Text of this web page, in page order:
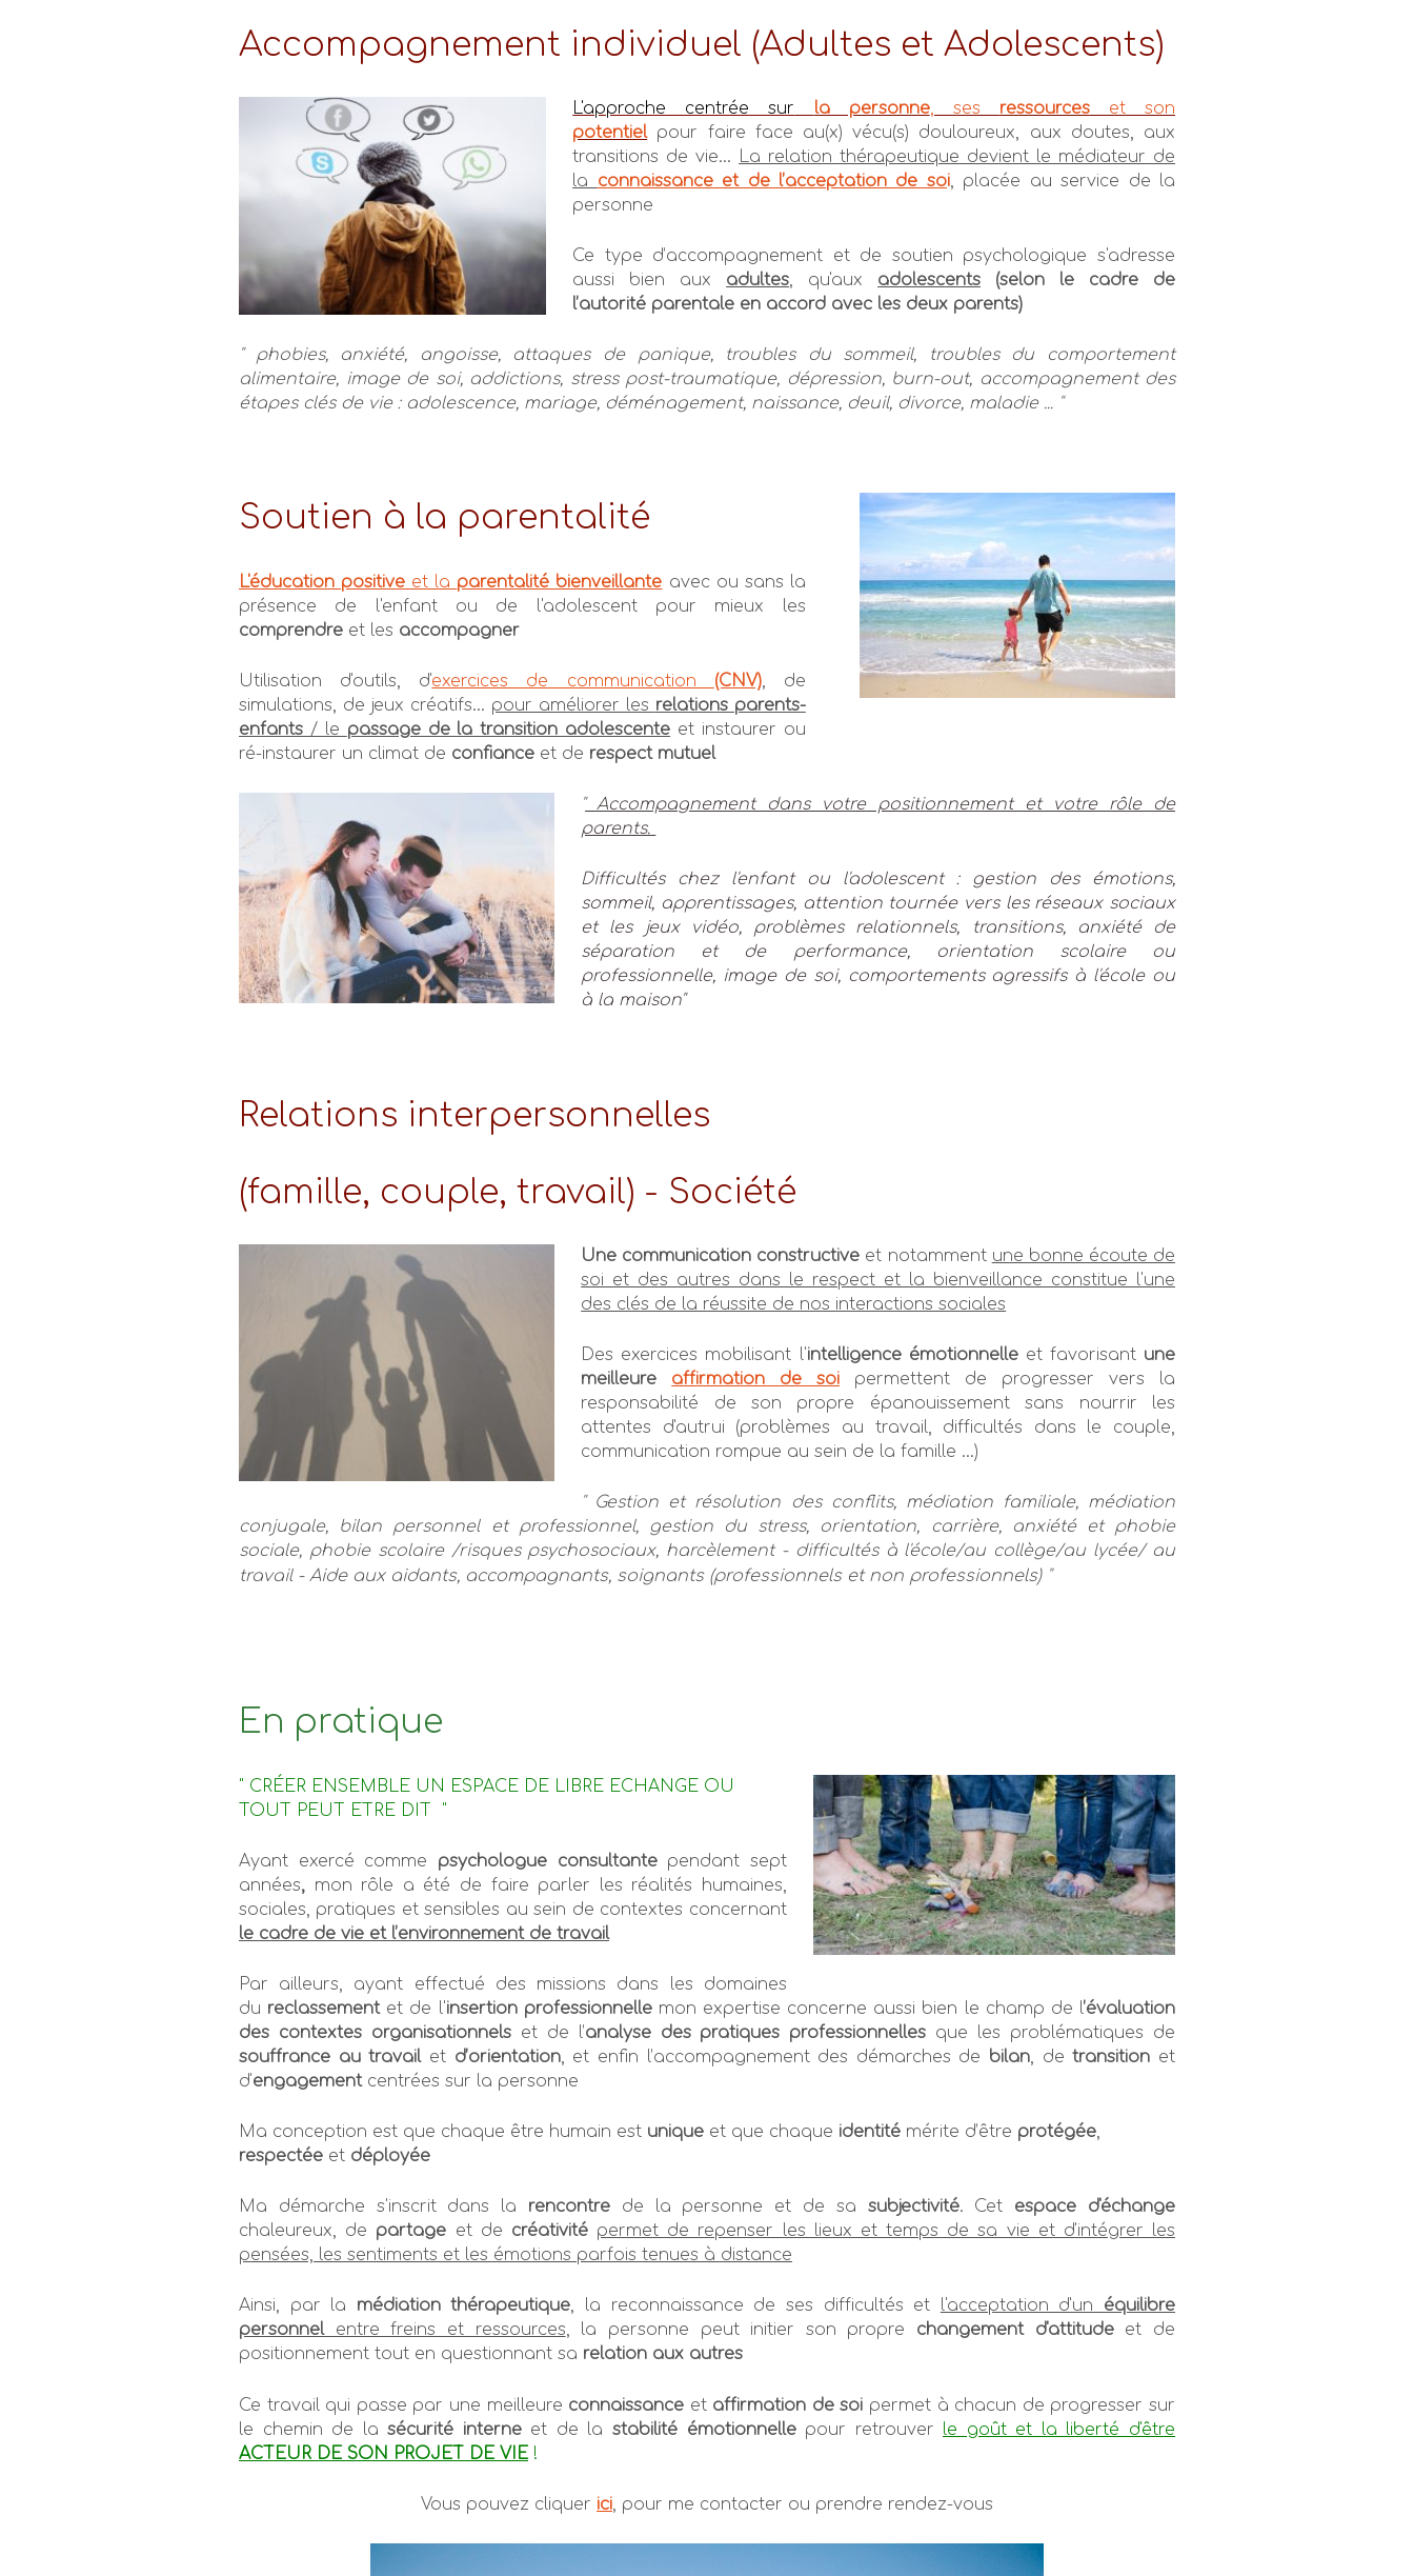
Accompagnement individuel (Adultes et Adolescents)
L'approche centrée sur la personne, ses ressourceset son
potentielpour faire face au(x) vécu(s) douloureux, aux doutes, aux
transitions de vie...
La relation thérapeutique devient le médiateur de
la connaissance et de l’acceptation de soi, placée au service de la
personne
Ce type d’accompagnement et de soutien psychologique s'adresse
aussi bien aux adultes, qu'aux adolescents
(selon le cadre de
l’autorité parentale en accord avec les deux parents)
" phobies, anxiété, angoisse, attaques de panique, troubles du sommeil, troubles du comportement
alimentaire, image de soi, addictions, stress post-traumatique, dépression, burn-out, accompagnement des
étapes clés de vie : adolescence, mariage, déménagement, naissance, deuil, divorce, maladie ... "
Soutien à la parentalité
L'éducation positive et la parentalité bienveillante avec ou sans la
présence de l'enfant ou de l'adolescent pour mieux les
comprendre et les accompagner
Utilisation d'outils, d'exercices de communication (CNV), de
simulations, de jeux créatifs... pour améliorer les relations parents-
enfants / le passage de la transition adolescente et instaurer ou
ré-instaurer un climat de confiance et de respect mutuel
"Accompagnement dans votre positionnement et votre rôle de
parents.
Difficultés chez l'enfant ou l'adolescent : gestion des émotions,
sommeil, apprentissages, attention tournée vers les réseaux sociaux
et les jeux vidéo, problèmes relationnels, transitions, anxiété de
séparation et de performance, orientation scolaire ou
professionnelle, image de soi, comportements agressifs à l'école ou
à la maison"
Relations interpersonnelles
(famille, couple, travail) - Société
Une communication constructive et notamment une bonne écoute de
soi et des autres dans le respect et la bienveillance constitue l'une
des clés de la réussite de nos interactions sociales
Des exercices mobilisant l'intelligence émotionnelleet favorisant une
meilleure affirmation de soi permettent de progresser vers la
responsabilité de son propre épanouissement sans nourrir les
attentes d'autrui (problèmes au travail, difficultés dans le couple,
communication rompue au sein de la famille ...)
" Gestion et résolution des conflits, médiation familiale, médiation
conjugale, bilan personnel et professionnel, gestion du stress, orientation, carrière, anxiété et phobie
sociale, phobie scolaire /risques psychosociaux, harcèlement - difficultés à l'école/au collège/au lycée/ au
travail- Aide aux aidants, accompagnants, soignants (professionnels et non professionnels) "
En pratique
" CRÉER ENSEMBLE UN ESPACE DE LIBRE ECHANGE OU
TOUT PEUT ETRE DIT "
Ayant exercé comme psychologue consultante pendant sept
années, mon rôle a été de faire parler les réalités humaines,
sociales, pratiques et sensibles au sein de contextes concernant
le cadre de vie et l’environnement de travail
Par ailleurs, ayant effectué des missions dans les domaines
du reclassementet de l'insertion professionnelle mon expertise concerne aussi bien le champ de l’évaluation
des contextes organisationnelset de l’analyse des pratiques professionnelles que les problématiques de
souffrance au travail et d’orientation, et enfin l’accompagnement des démarches de bilan, detransition et
d'engagementcentrées sur la personne
Ma conception est que chaque être humain est unique et que chaque identité mérite d’être protégée,
respectée et déployée
Ma démarche s'inscrit dans la rencontre de la personne et de sa subjectivité. Cet espace d'échange
chaleureux, de partage et de créativité permet de repenser les lieux et temps de sa vie et d'intégrer les
pensées, les sentiments et les émotions parfois tenues à distance
Ainsi, par la médiation thérapeutique, la reconnaissance de ses difficultés et l'acceptation d'un équilibre
personnelentre freins et ressources, la personne peut initier son propre changement d'attitudeet de
positionnement tout en questionnant sa relation aux autres
Ce travail qui passe par une meilleure connaissance et affirmation de soi permet à chacun de progresser sur
le chemin de lasécurité interneet de lastabilité émotionnellepour retrouver le goût et la liberté d'être
ACTEUR DE SON PROJET DE VIE !
Vous pouvez cliquer ici, pour me contacter ou prendre rendez-vous